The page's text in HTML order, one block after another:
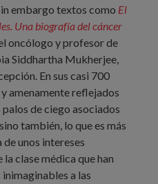
embargo textos como El
Una biografía del cáncer
oncólogo y profesor de
Siddhartha Mukherjee,
En sus casi 700
amenamente reflejados
de ciego asociados
también, lo que es más
unos intereses
clase médica que han
a las